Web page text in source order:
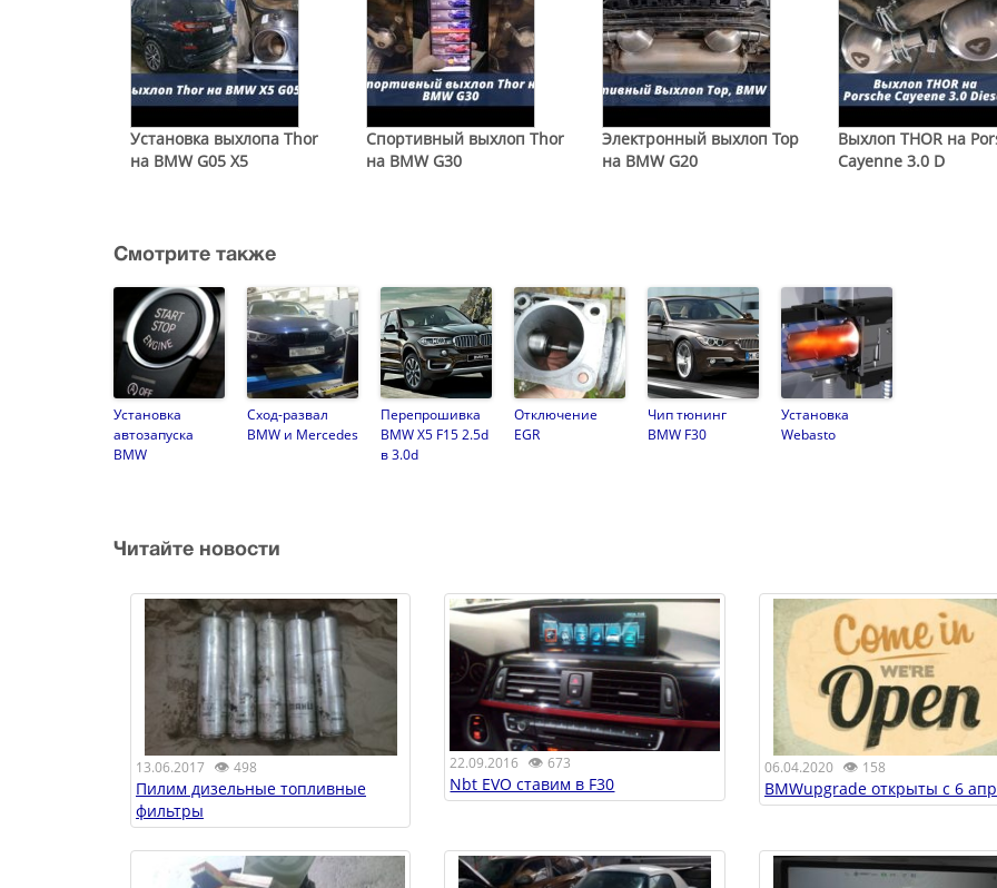
Установка выхлопа Thor
на BMW G05 X5
Спортивный выхлоп Thor
на BMW G30
Электронный выхлоп Тор
на BMW G20
Выхлоп THOR на
Cayenne 3.0 D
Смотрите также
Установка
автозапуска
BMW
Сход-развал
BMW и Mercedes
Перепрошивка
BMW X5 F15 2.5d
в 3.0d
Отключение
EGR
Чип тюнинг
BMW F30
Установка
Webasto
Читайте новости
13.06.2017 👁 498
Пилим дизельные топливные
фильтры
22.09.2016 👁673
Nbt EVO ставим в F30
06.04.2020👁 158
BMWupgrade открыты с 6